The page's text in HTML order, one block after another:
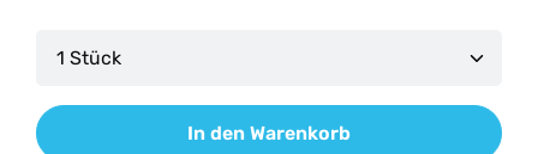
Produkt Anzahl: Gib den gewünschten Wert
In den Warenkorb